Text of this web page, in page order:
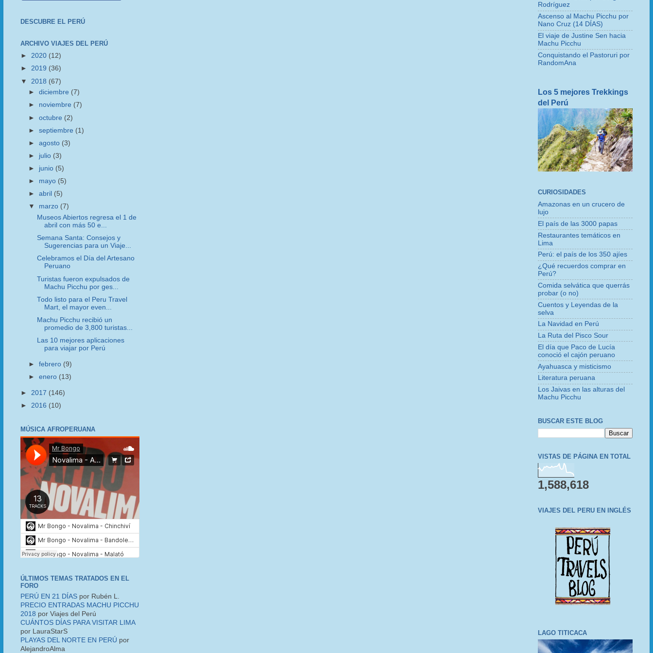
DESCUBRE EL PERÚ
ARCHIVO VIAJES DEL PERÚ
► 2020 (12)
► 2019 (36)
▼ 2018 (67)
►diciembre (7)
► noviembre (7)
►octubre (2)
►septiembre (1)
►agosto (3)
► julio (3)
► junio (5)
► mayo (5)
►abril (5)
▼ marzo (7)
Museos Abiertos regresa el 1 de
abril con más 50 e...
Semana Santa: Consejos y
Sugerencias para un Viaje...
Celebramos el Día del Artesano
Peruano
Turistas fueron expulsados de
Machu Picchu por ges...
Todo listo para el Peru Travel
Mart, el mayor even...
Machu Picchu recibió un
promedio de 3,800 turistas...
Las 10 mejores aplicaciones
para viajar por Perú
►febrero (9)
►enero (13)
► 2017 (146)
► 2016 (10)
MÚSICA AFROPERUANA
ÚLTIMOS TEMAS TRATADOS EN EL
FORO
PERÚ EN 21 DÍAS por Rubén L.
PRECIO ENTRADAS MACHU PICCHU
2018 por Viajes del Perú
CUÁNTOS DÍAS PARA VISITAR LIMA
por LauraStarS
PLAYAS DEL NORTE EN PERÚ por
AlejandroAlma
Rodríguez
Ascenso al Machu Picchu por
Nano Cruz (14 DÍAS)
El viaje de Justine Sen hacia
Machu Picchu
Conquistando el Pastoruri por
RandomAna
Los 5 mejores Trekkings
del Perú
CURIOSIDADES
Amazonas en un crucero de
lujo
El país de las 3000 papas
Restaurantes temáticos en
Lima
Perú: el país de los 350 ajíes
¿Qué recuerdos comprar en
Perú?
Comida selvática que querrás
probar (o no)
Cuentos y Leyendas de la
selva
La Navidad en Perú
La Ruta del Pisco Sour
El día que Paco de Lucía
conoció el cajón peruano
Ayahuasca y misticismo
Literatura peruana
Los Jaivas en las alturas del
Machu Picchu
BUSCAR ESTE BLOG
VISTAS DE PÁGINA EN TOTAL
1,588,618
VIAJES DEL PERU EN INGLÉS
LAGO TITICACA